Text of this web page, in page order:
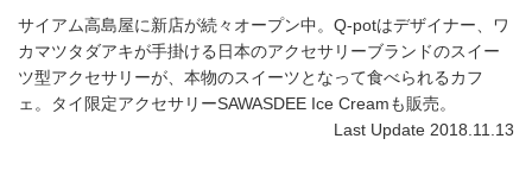
サイアム高島屋に新店が続々オープン中。Q-potはデザイナー、ワ
カマツタダアキが手掛ける日本のアクセサリーブランドのスイー
ツ型アクセサリーが、本物のスイーツとなって食べられるカフ
ェ。タイ限定アクセサリーSAWASDEE Ice Creamも販売。
Last Update 2018.11.13